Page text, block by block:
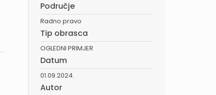
Područje
Radno pravo
Tip obrasca
OGLEDNI PRIMJER
Datum
01.09.2024.
Autor